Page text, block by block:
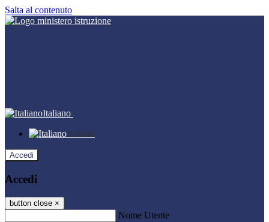
Salta al contenuto
Italiano
Italiano
Accedi
Accedi
button close ×
Nome Utente